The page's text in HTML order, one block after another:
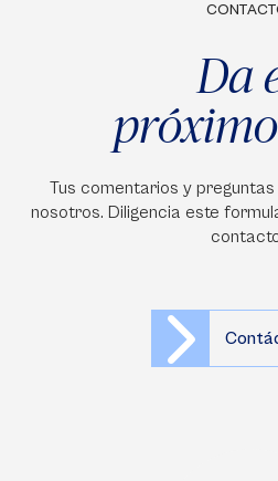
Da
Tus comentarios y
nosotros. Diligencia este